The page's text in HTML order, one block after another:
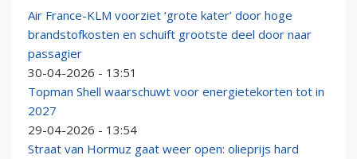
Air France-KLM voorziet ‘grote kater’ door hoge
brandstofkosten en schuift grootste deel door naar
passagier
30-04-2026 - 13:51
Topman Shell waarschuwt voor energietekorten tot in
2027
29-04-2026 - 13:54
Straat van Hormuz gaat weer open: olieprijs hard